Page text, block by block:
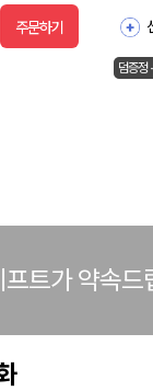
주문하기
덤증정
트가 약속드